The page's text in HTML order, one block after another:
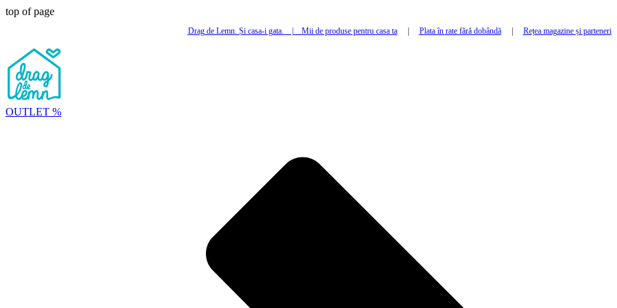
top of page
Drag de Lemn. Și casa-i gata. Mii de produse pentru casa ta| Plata în rate fără dobândă| Rețea magazine și parteneri
OUTLET %